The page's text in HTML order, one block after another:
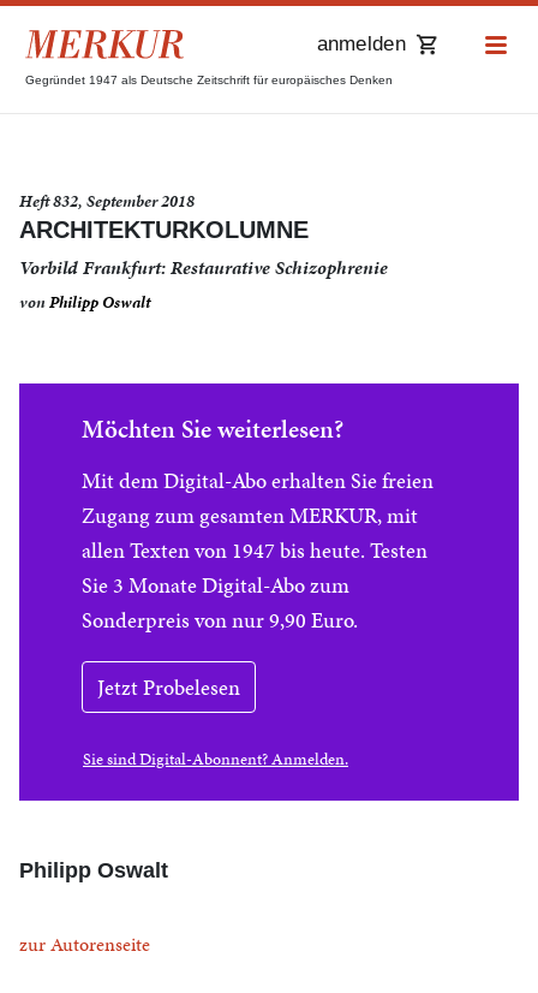
Gegründet 1947 als Deutsche Zeitschrift für europäisches Denken
anmelden
Heft 832, September 2018
ARCHITEKTURKOLUMNE
Vorbild Frankfurt: Restaurative Schizophrenie
vonPhilipp Oswalt
Möchten Sie weiterlesen?
Mit dem Digital-Abo erhalten Sie freien
Zugang zum gesamten MERKUR, mit
allen Texten von 1947 bis heute. Testen
Sie 3 Monate Digital-Abo zum
Sonderpreis von nur 9,90 Euro.
Jetzt Probelesen
Sie sind Digital-Abonnent? Anmelden.
Philipp Oswalt
zur Autorenseite